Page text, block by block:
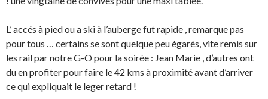
L’ accés à pied ou a ski à l’auberge fut rapide , remarque pas
pour tous … certains se sont quelque peu égarés, vite remis sur
les rail par notre G-O pour la soirée : Jean Marie , d’autres ont
du en profiter pour faire le 42 kms à proximité avant d’arriver
ce qui expliquait le leger retard !